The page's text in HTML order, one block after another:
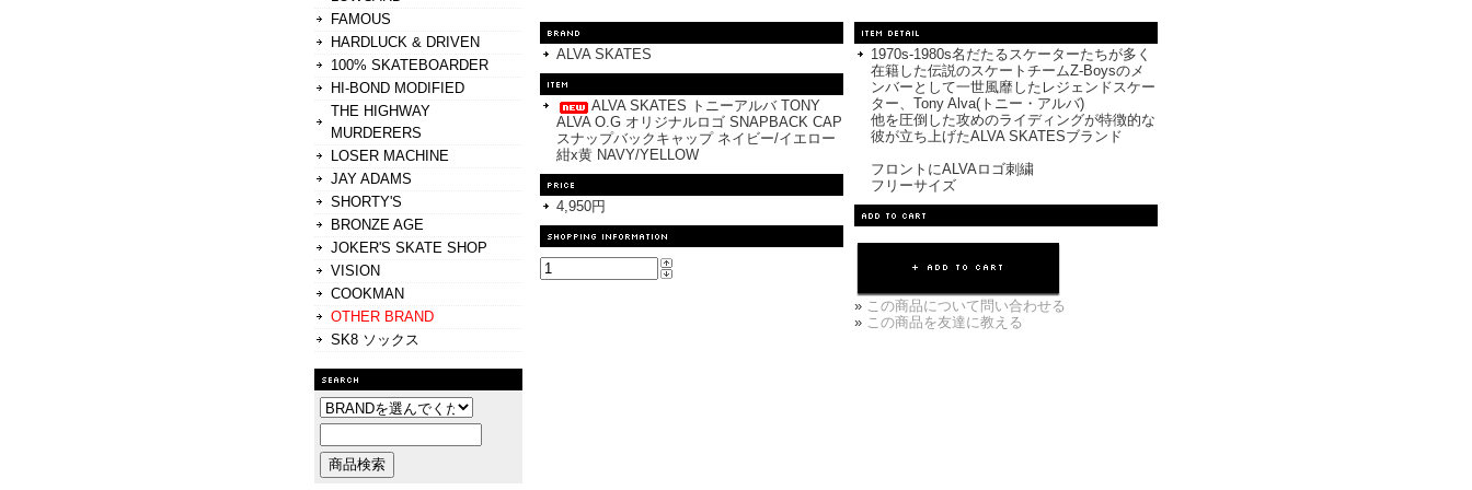
FAMOUS
HARDLUCK & DRIVEN
100% SKATEBOARDER
HI-BOND MODIFIED
THE HIGHWAY
MURDERERS
LOSER MACHINE
JAY ADAMS
SHORTY'S
BRONZE AGE
JOKER'S SKATE SHOP
VISION
COOKMAN
OTHER BRAND
SK8 ソックス
ALVA SKATES
ALVA SKATES トニーアルバ TONY
ALVA O.G オリジナルロゴ SNAPBACK CAP
スナップバックキャップ ネイビー/イエロー
紺x黄 NAVY/YELLOW
4,950円
1970s-1980s名だたるスケーターたちが多く
在籍した伝説のスケートチームZ-Boysのメ
ンバーとして一世風靡したレジェンドスケー
ター、Tony Alva(トニー・アルバ)
他を圧倒した攻めのライディングが特徴的な
彼が立ち上げたALVA SKATESブランド
フロントにALVAロゴ刺繍
フリーサイズ
» この商品について問い合わせる
» この商品を友達に教える